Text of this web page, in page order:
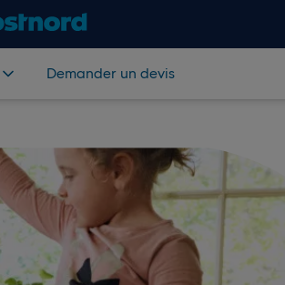
Demander un devis